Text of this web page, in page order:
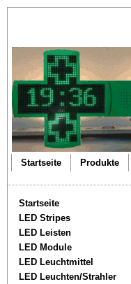
Startseite Produkte
Startseite
LED Stripes
LED Leisten
LED Module
LED Leuchtmittel
LED Leuchten/Strahler